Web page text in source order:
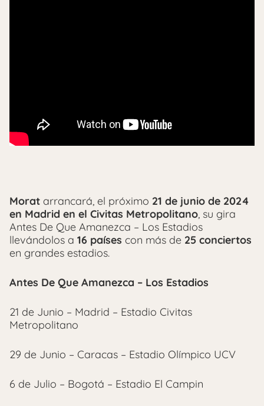
Morat arrancará, el próximo 21 de junio de 2024
en Madrid en el Civitas Metropolitano, su gira
Antes De Que Amanezca – Los Estadios
llevándolos a 16 países con más de 25 conciertos
en grandes estadios.
Antes De Que Amanezca – Los Estadios
21 de Junio – Madrid – Estadio Civitas
Metropolitano
29 de Junio – Caracas – Estadio Olímpico UCV
6 de Julio – Bogotá – Estadio El Campin